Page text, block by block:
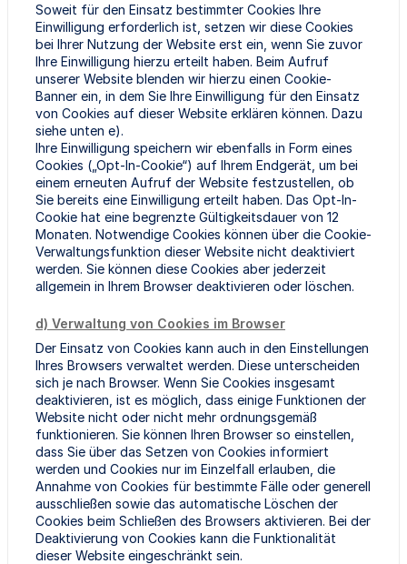
Soweit für den Einsatz bestimmter Cookies Ihre
Einwilligung erforderlich ist, setzen wir diese Cookies
bei Ihrer Nutzung der Website erst ein, wenn Sie zuvor
Ihre Einwilligung hierzu erteilt haben. Beim Aufruf
unserer Website blenden wir hierzu einen Cookie-
Banner ein, in dem Sie Ihre Einwilligung für den Einsatz
von Cookies auf dieser Website erklären können. Dazu
siehe unten e).
Ihre Einwilligung speichern wir ebenfalls in Form eines
Cookies („Opt-In-Cookie“) auf Ihrem Endgerät, um bei
einem erneuten Aufruf der Website festzustellen, ob
Sie bereits eine Einwilligung erteilt haben. Das Opt-In-
Cookie hat eine begrenzte Gültigkeitsdauer von 12
Monaten. Notwendige Cookies können über die Cookie-
Verwaltungsfunktion dieser Website nicht deaktiviert
werden. Sie können diese Cookies aber jederzeit
allgemein in Ihrem Browser deaktivieren oder löschen.
d) Verwaltung von Cookies im Browser
Der Einsatz von Cookies kann auch in den Einstellungen
Ihres Browsers verwaltet werden. Diese unterscheiden
sich je nach Browser. Wenn Sie Cookies insgesamt
deaktivieren, ist es möglich, dass einige Funktionen der
Website nicht oder nicht mehr ordnungsgemäß
funktionieren. Sie können Ihren Browser so einstellen,
dass Sie über das Setzen von Cookies informiert
werden und Cookies nur im Einzelfall erlauben, die
Annahme von Cookies für bestimmte Fälle oder generell
ausschließen sowie das automatische Löschen der
Cookies beim Schließen des Browsers aktivieren. Bei der
Deaktivierung von Cookies kann die Funktionalität
dieser Website eingeschränkt sein.